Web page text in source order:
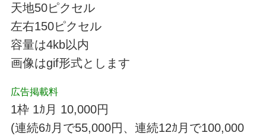
天地50ピクセル
左右150ピクセル
容量は4kb以内
画像はgif形式とします
広告掲載料
1枠 1ｶ月 10,000円
(連続6ｶ月で55,000円、連続12ｶ月で100,000